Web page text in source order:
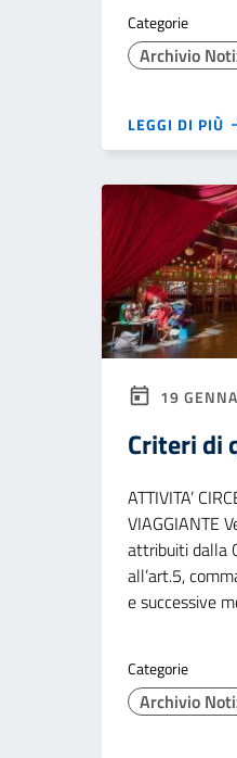
Categorie
Archivio
LEGGI DI PIÙ
19
Criteri di
ATTIVITA’
VIAGGIANTE
attribuiti dalla
all’art.5,
e successive
Categorie